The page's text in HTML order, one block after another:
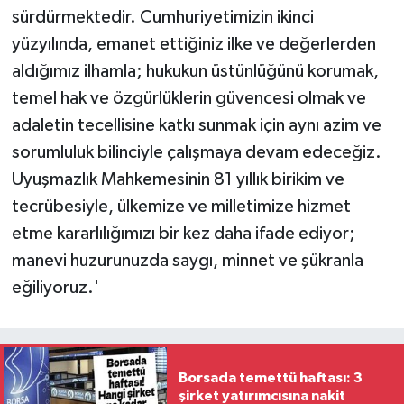
sürdürmektedir. Cumhuriyetimizin ikinci
yüzyılında, emanet ettiğiniz ilke ve değerlerden
aldığımız ilhamla; hukukun üstünlüğünü korumak,
temel hak ve özgürlüklerin güvencesi olmak ve
adaletin tecellisine katkı sunmak için aynı azim ve
sorumluluk bilinciyle çalışmaya devam edeceğiz.
Uyuşmazlık Mahkemesinin 81 yıllık birikim ve
tecrübesiyle, ülkemize ve milletimize hizmet
etme kararlılığımızı bir kez daha ifade ediyor;
manevi huzurunuzda saygı, minnet ve şükranla
eğiliyoruz.'
Borsada temettü haftası: 3
şirket yatırımcısına nakit